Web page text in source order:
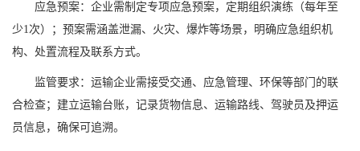
应急预案：企业需制定专项应急预案，定期组织演练（每年至
少1次）；预案需涵盖泄漏、火灾、爆炸等场景，明确应急组织机
构、处置流程及联系方式。
监管要求：运输企业需接受交通、应急管理、环保等部门的联
合检查；建立运输台账，记录货物信息、运输路线、驾驶员及押运
员信息，确保可追溯。